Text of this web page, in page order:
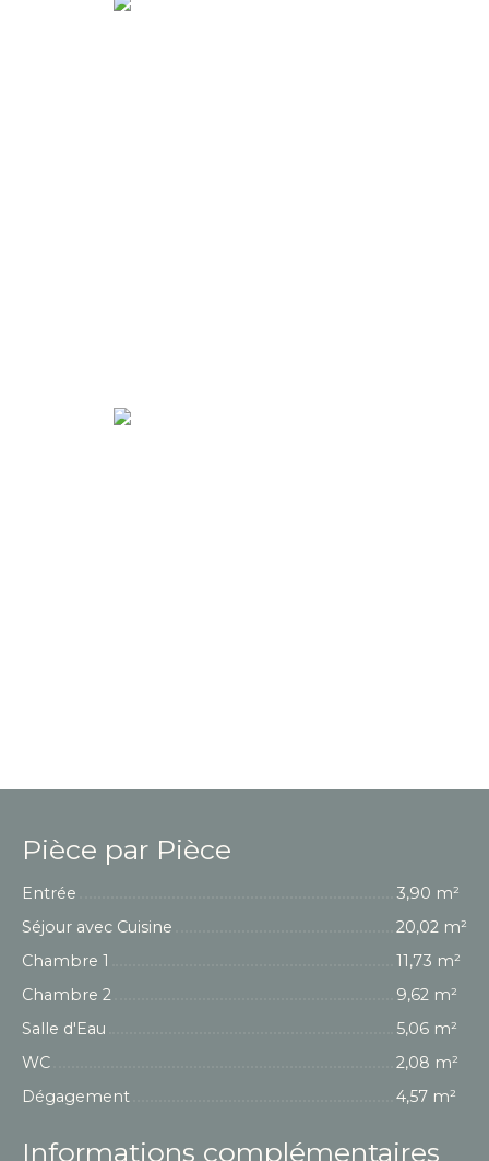
Pièce par Pièce
Entrée
3,90 m²
Séjour avec Cuisine
20,02 m²
Chambre 1
11,73 m²
Chambre 2
9,62 m²
Salle d'Eau
5,06 m²
WC
2,08 m²
Dégagement
4,57 m²
Informations complémentaires